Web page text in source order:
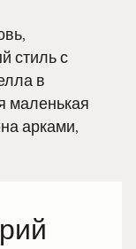
стиль с
в
маленькая
арками,